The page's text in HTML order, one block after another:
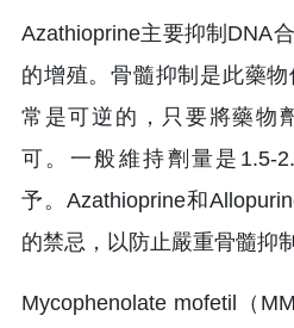
Azathioprine主要抑制DNA
的增殖。骨髓抑制是此藥
常是可逆的，只要將藥物
可。一般維持劑量是1.5-
予。Azathioprine和
的禁忌，以防止嚴重骨髓抑
Mycophenolate mofetil（